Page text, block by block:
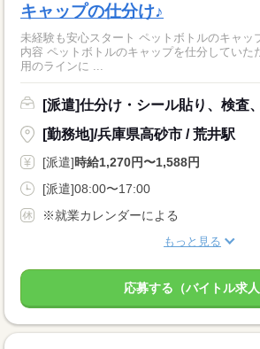
キャップの仕分け♪
未経験も安心スタート ペットボトルのキャッ
内容 ペットボトルのキャップを仕分していた
用のラインに ...
[派遣]仕分け・シール貼り、検査
[勤務地]/兵庫県高砂市 / 荒井駅
[派遣]時給1,270円〜1,588円
[派遣]08:00〜17:00
※就業カレンダーによる
もっと見る
応募する（バイトル求人